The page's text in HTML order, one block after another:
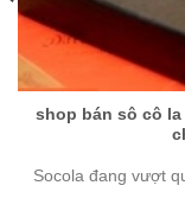
shop bán sô cô
Socola đang vượt